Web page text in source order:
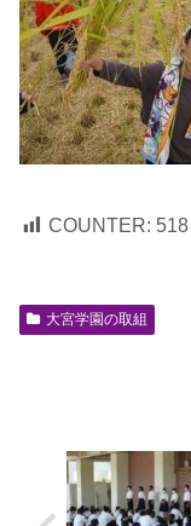
COUNTER: 518
大宮学園の取組